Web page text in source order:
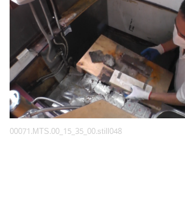
00071.MTS.00_15_35_00.still048